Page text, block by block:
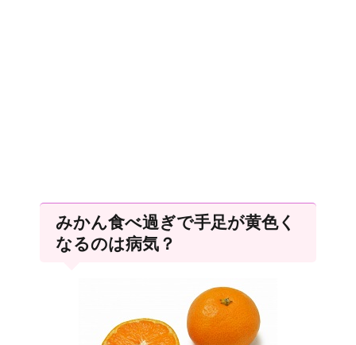
みかん食べ過ぎで手足が黄色く
なるのは病気？